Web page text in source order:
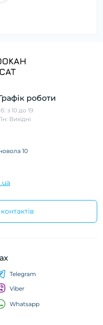
роботи
з 10 до 19
Вихідні
10
Telegram
Viber
Whatsapp